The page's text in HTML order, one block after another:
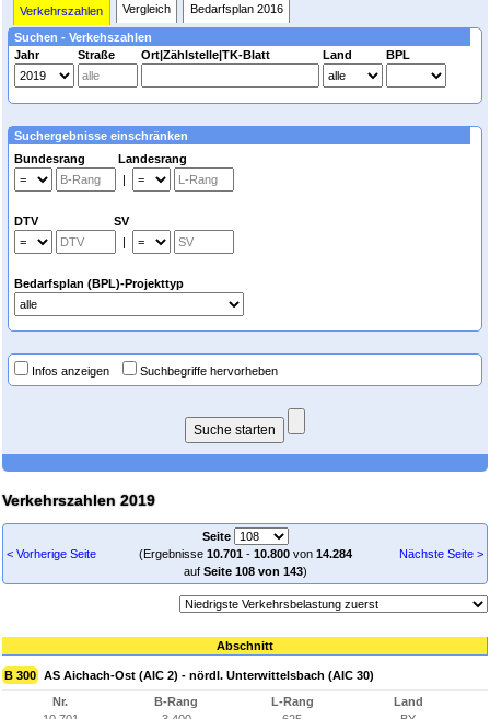
Verkehrszahlen Vergleich Bedarfsplan 2016
Suchen - Verkehszahlen
Jahr
Straße Ort|Zählstelle|TK-Blatt Land BPL
Suchergebnisse einschränken
Bundesrang Landesrang
|
DTV SV
|
Bedarfsplan (BPL)-Projekttyp
Infos anzeigen Suchbegriffe hervorheben
Verkehrszahlen 2019
< Vorherige Seite
Seite
(Ergebnisse 10.701- 10.800von 14.284
auf Seite 108 von 143)
Nächste Seite >
Abschnitt
B 300 AS Aichach-Ost (AIC 2) - nördl. Unterwittelsbach (AIC 30)
Nr.
B-Rang
L-Rang
Land